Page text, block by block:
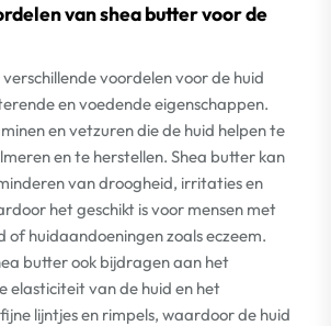
van shea butter voor de
voordelen voor de huid
en voedende eigenschappen.
en vetzuren die de huid helpen te
en te herstellen. Shea butter kan
van droogheid, irritaties en
het geschikt is voor mensen met
of huidaandoeningen zoals eczeem.
butter ook bijdragen aan het
elasticiteit van de huid en het
lijntjes en rimpels, waardoor de huid